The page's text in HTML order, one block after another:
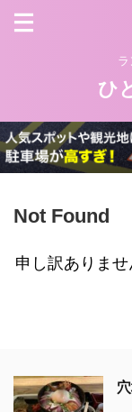
ひ
Not Found
申し訳ありま